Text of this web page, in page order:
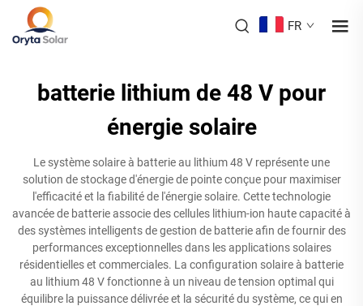
FR
batterie lithium de 48 V pour
énergie solaire
Le système solaire à batterie au lithium 48 V représente une
solution de stockage d'énergie de pointe conçue pour maximiser
l'efficacité et la fiabilité de l'énergie solaire. Cette technologie
avancée de batterie associe des cellules lithium-ion haute capacité à
des systèmes intelligents de gestion de batterie afin de fournir des
performances exceptionnelles dans les applications solaires
résidentielles et commerciales. La configuration solaire à batterie
au lithium 48 V fonctionne à un niveau de tension optimal qui
équilibre la puissance délivrée et la sécurité du système, ce qui en